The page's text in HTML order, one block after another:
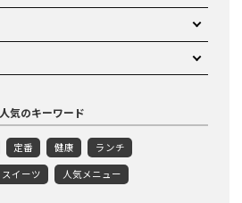
人気のキーワード
定番 健康 ランチ
スイーツ 人気メニュー